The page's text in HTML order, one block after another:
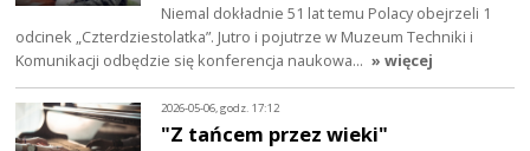
Niemal dokładnie 51 lat temu Polacy obejrzeli 1
odcinek „Czterdziestolatka”. Jutro i pojutrze w Muzeum Techniki i
Komunikacji odbędzie się konferencja naukowa… » więcej
2026-05-06, godz. 17:12
"Z tańcem przez wieki"